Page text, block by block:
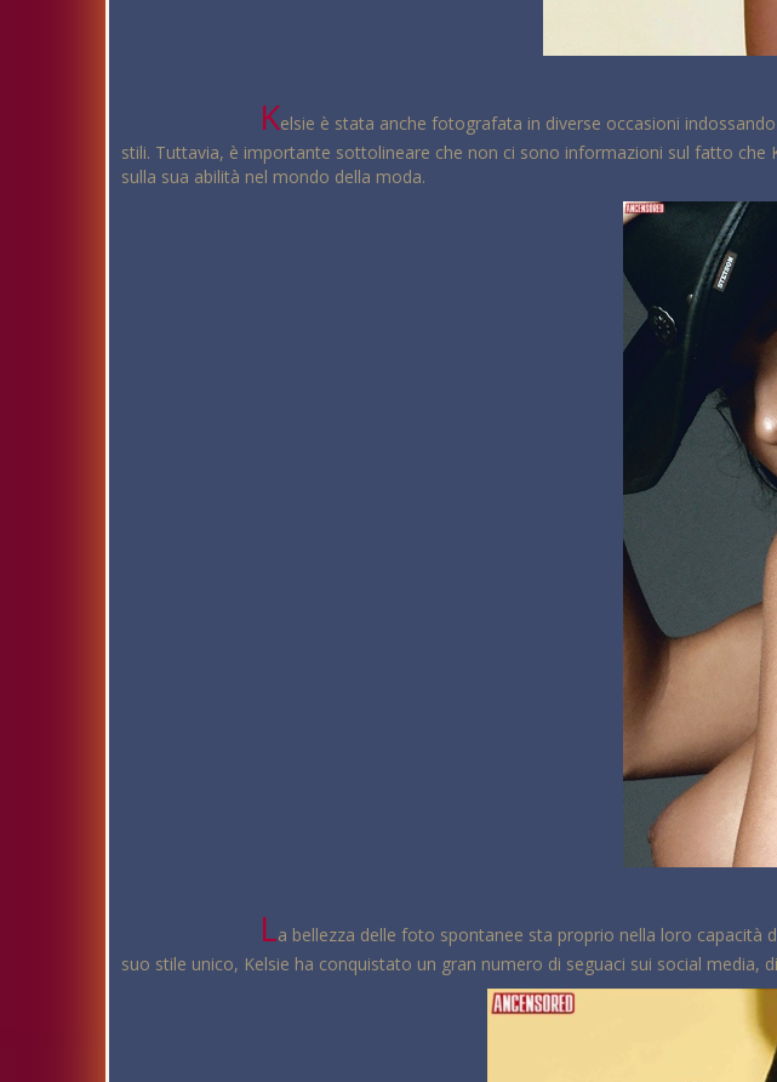
Kelsie è stata anche fotografata in diverse occasioni
stili. Tuttavia, è importante sottolineare che non ci sono informazioni sul fatto
sulla sua abilità nel mondo della moda.
La bellezza delle foto spontanee sta proprio nella loro capacità
suo stile unico, Kelsie ha conquistato un gran numero di seguaci sui social